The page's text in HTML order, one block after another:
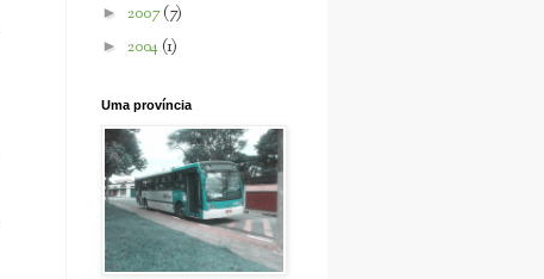
► 2007(7)
► 2004 (1)
Uma província